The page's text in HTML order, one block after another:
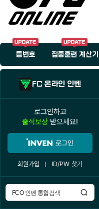
등번호 집중훈련 계산기
FC 온라인 인벤
로그인하고
출석보상 받으세요!
로그인
회원가입 ID/PW 찾기